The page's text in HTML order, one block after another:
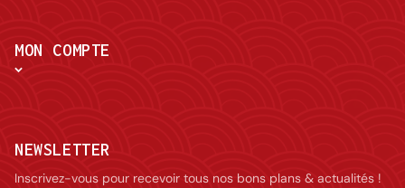
MON COMPTE
NEWSLETTER
Inscrivez-vous pour recevoir tous nos bons plans & actualités !